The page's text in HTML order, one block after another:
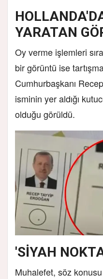
YARATAN
Oy verme işlemleri
bir görüntü ise
Cumhurbaşkanı
isminin yer aldığı
olduğu görüldü.
'SİYAH
Muhalefet, söz